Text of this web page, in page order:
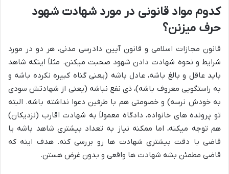
کدوم مواد قانونی در مورد شهادت شهود
حرف میزنن؟
قانون مجازات اسلامی و قانون آیین دادرسی مدنی، هر دو در مورد
شرایط و نحوه شهادت دادن شهود صحبت میکنن. مثلاً اینکه شاهد
باید عاقل و بالغ باشه، عادل باشه (یعنی گناه کبیره نکرده باشه و
به راستگویی معروف باشه)، ذی نفع نباشه (یعنی از شهادتش سودی
به خودش نرسه) و خصومتی هم با طرفین دعوا نداشته باشه. البته
تو پرونده های خانواده، دادگاه معمولاً به شهادت اقارب (نزدیکان)
هم توجه میکنه، اما ممکنه نیاز به تعداد بیشتری شاهد باشه یا
قاضی با دقت بیشتری شهادت ها رو بررسی کنه. هدف اینه که
قاضی مطمئن بشه شهادت ها واقعی و بدون غرض هستن.